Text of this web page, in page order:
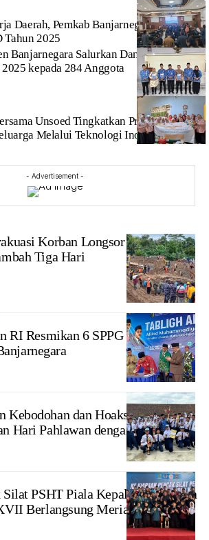
Daerah, Pemkab Banjarnegara
Tahun 2025
Banjarnegara Salurkan Dana Sosial
kepada 284 Anggota
Unsoed Tingkatkan Produktivitas
Melalui Teknologi Inovasi
- Advertisement -
Korban Longsor Situkung
Tiga Hari
RI Resmikan 6 SPPG
Kebodohan dan Hoaks, SMPN 2
Hari Pahlawan dengan Prestasi
Silat PSHT Piala Kepala Dindikpora
Berlangsung Meriah